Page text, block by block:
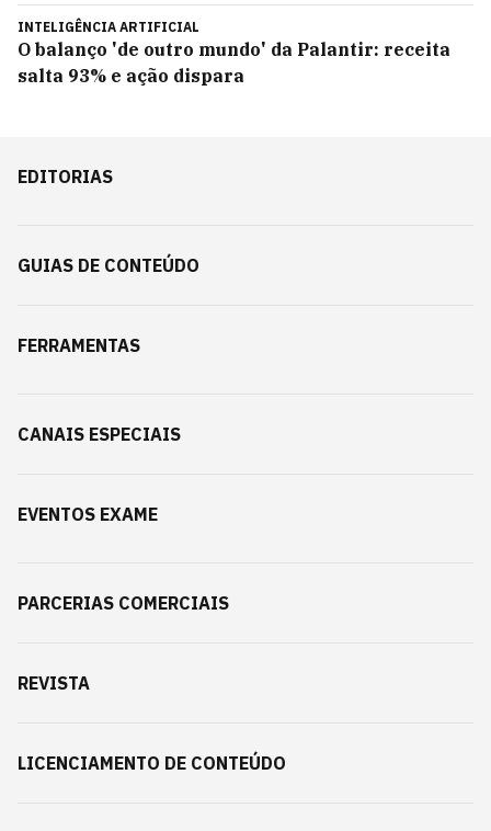
INTELIGÊNCIA ARTIFICIAL
O balanço 'de outro mundo' da Palantir: receita
salta 93% e ação dispara
EDITORIAS
GUIAS DE CONTEÚDO
FERRAMENTAS
CANAIS ESPECIAIS
EVENTOS EXAME
PARCERIAS COMERCIAIS
REVISTA
LICENCIAMENTO DE CONTEÚDO